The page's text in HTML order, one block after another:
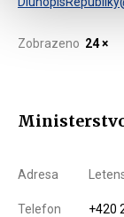
Zobrazeno 24 ×
Adresa
Telefon +420